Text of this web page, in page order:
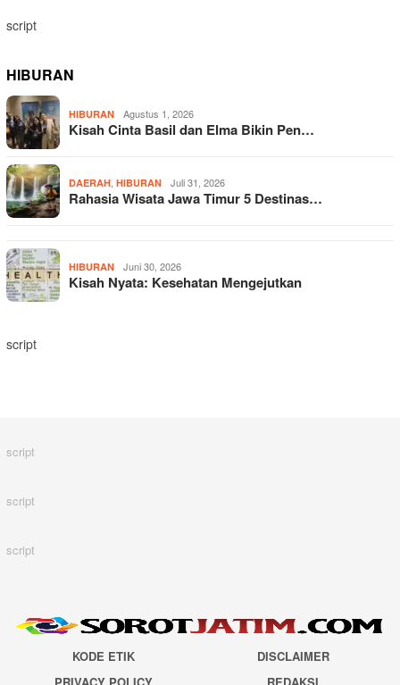
script
HIBURAN
HIBURAN Agustus 1, 2026
Kisah Cinta Basil dan Elma Bikin Pen…
DAERAH HIBURAN Juli 31, 2026
Rahasia Wisata Jawa Timur 5 Destinas…
HIBURAN Juni 30, 2026
Kisah Nyata: Kesehatan Mengejutkan
script
script
script
script
KODE ETIK
DISCLAIMER
PRIVACY POLICY
REDAKSI